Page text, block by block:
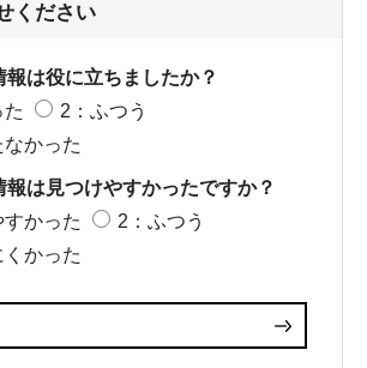
ください
報は役に立ちましたか？
2：ふつう
かった
報は見つけやすかったですか？
かった
2：ふつう
かった